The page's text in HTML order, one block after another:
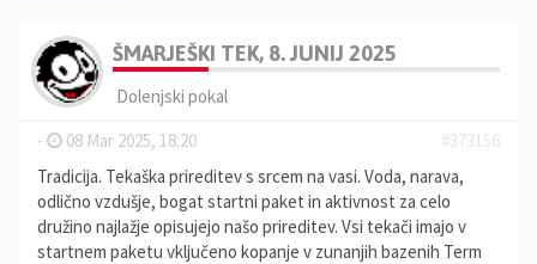
ŠMARJEŠKI TEK, 8. JUNIJ 2025
Dolenjski pokal
-
08 Mar 2025, 18:20
#373156
Tradicija. Tekaška prireditev s srcem na vasi. Voda, narava,
odlično vzdušje, bogat startni paket in aktivnost za celo
družino najlažje opisujejo našo prireditev. Vsi tekači imajo v
startnem paketu vključeno kopanje v zunanjih bazenih Term